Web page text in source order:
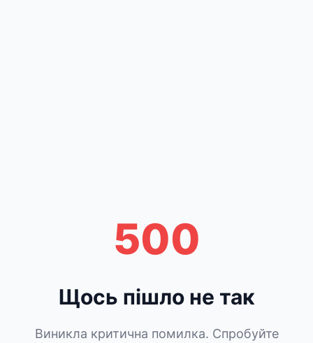
500
Щось пішло не так
Виникла критична помилка. Спробуйте